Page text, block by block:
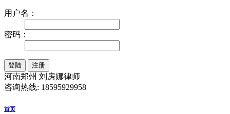
用户名：
密码：
注册
河南郑州 刘房娜律师
咨询热线: 18595929958
首页